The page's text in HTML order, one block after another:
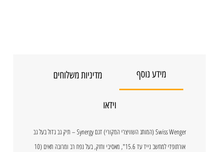
מידע נוסף מדיניות משלוחים
וידאו
Swiss Wenger (המותג השוויצרי המקורי) דגם Synergy – תיק גב גדול בעל גב
אורתופדי למחשב נייד עד 15.6", מאסיבי וחזק, בעל נפח רב ומרובה תאים (10